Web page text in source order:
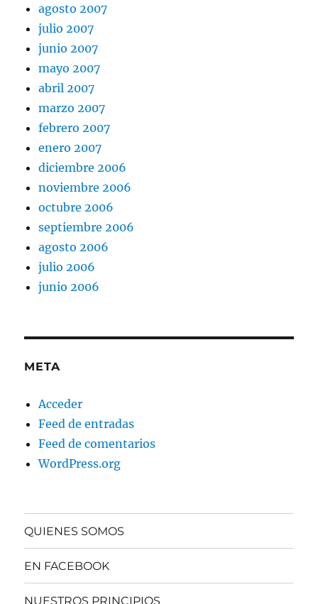
agosto 2007
julio 2007
junio 2007
mayo 2007
abril 2007
marzo 2007
febrero 2007
enero 2007
diciembre 2006
noviembre 2006
octubre 2006
septiembre 2006
agosto 2006
julio 2006
junio 2006
META
Acceder
Feed de entradas
Feed de comentarios
WordPress.org
QUIENES SOMOS
EN FACEBOOK
NUESTROS PRINCIPIOS